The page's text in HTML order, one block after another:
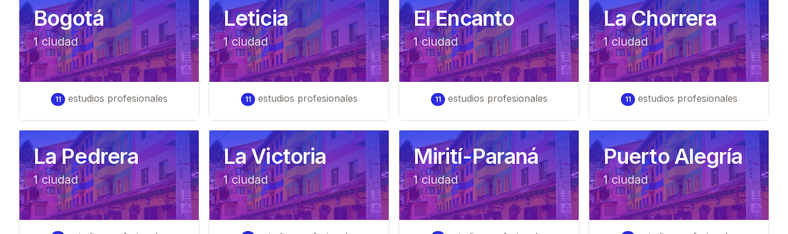
Bogotá
1ciudad
11 estudios profesionales
Leticia
1ciudad
11 estudios profesionales
El Encanto
1ciudad
11 estudios profesionales
La Chorrera
1ciudad
11 estudios profesionales
La Pedrera
1ciudad
La Victoria
1ciudad
Mirití-Paraná
1ciudad
Puerto Alegría
1ciudad